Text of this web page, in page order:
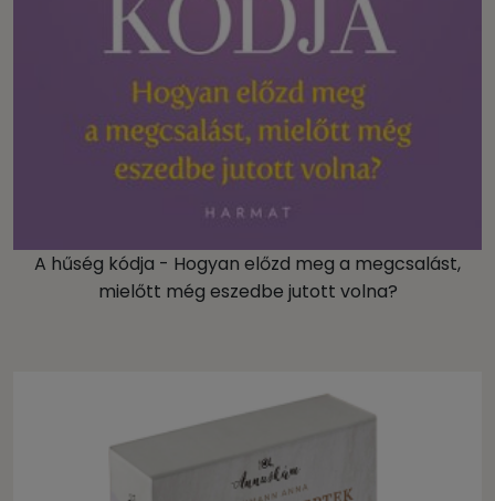
A hűség kódja - Hogyan előzd meg a megcsalást,
mielőtt még eszedbe jutott volna?